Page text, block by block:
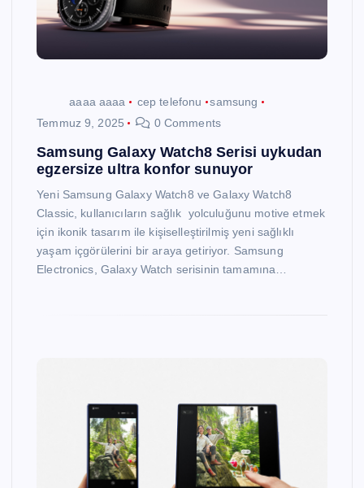
aaaa aaaa cep telefonu
samsung
Temmuz 9, 2025
0 Comments
Samsung Galaxy Watch8 Serisi uykudan
egzersize ultra konfor sunuyor
Yeni Samsung Galaxy Watch8 ve Galaxy Watch8
Classic, kullanıcıların sağlık yolculuğunu motive etmek
için ikonik tasarım ile kişiselleştirilmiş yeni sağlıklı
yaşam içgörülerini bir araya getiriyor. Samsung
Electronics, Galaxy Watch serisinin tamamına…